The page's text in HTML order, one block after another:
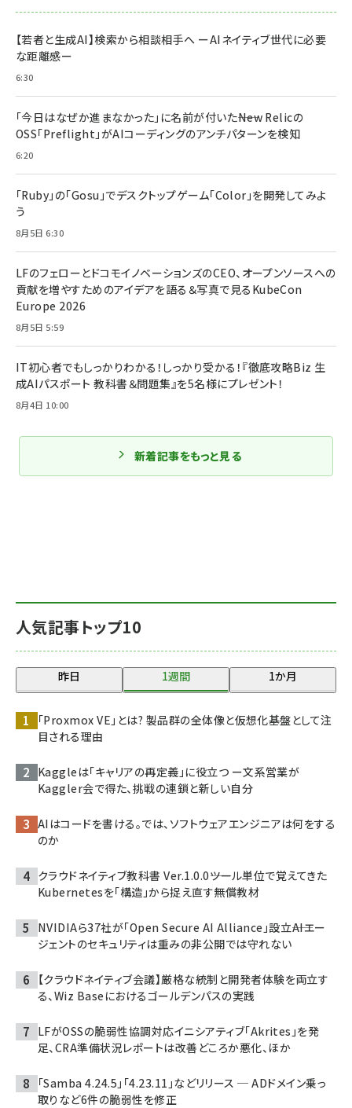
人気記事トップ10
昨日 1週間 1か月
「Proxmox VE」とは? 製品群の全体像と仮想化基盤として注
目される理由
Kaggleは「キャリアの再定義」に役立つ ー文系営業が
Kaggler会で得た、挑戦の連鎖と新しい自分
AIはコードを書ける。では、ソフトウェアエンジニアは何をする
のか
クラウドネイティブ教科書 Ver.1.0.0――ツール単位で覚えてきた
Kubernetesを「構造」から捉え直す無償教材
NVIDIAら37社が「Open Secure AI Alliance」設立――AIエー
ジェントのセキュリティは重みの非公開では守れない
【クラウドネイティブ会議】厳格な統制と開発者体験を両立す
る、Wiz Baseにおけるゴールデンパスの実践
LFがOSSの脆弱性協調対応イニシアティブ「Akrites」を発
足、CRA準備状況レポートは改善どころか悪化、ほか
「Samba 4.24.5」「4.23.11」などリリース ─ ADドメイン乗っ
取りなど6件の脆弱性を修正
【若者と生成AI】検索から相談相手へ ーAIネイティブ世代に必要
な距離感ー
6:30
「今日はなぜか進まなかった」に名前が付いた――New Relicの
OSS「Preflight」がAIコーディングのアンチパターンを検知
6:20
「Ruby」の「Gosu」でデスクトップゲーム「Color」を開発してみよ
う
8月5日 6:30
LFのフェローとドコモイノベーションズのCEO、オープンソースへの
貢献を増やすためのアイデアを語る＆写真で見るKubeCon
Europe 2026
8月5日 5:59
IT初心者でもしっかりわかる！しっかり受かる！『徹底攻略Biz 生
成AIパスポート 教科書＆問題集』を5名様にプレゼント！
8月4日 10:00
新着記事をもっと見る